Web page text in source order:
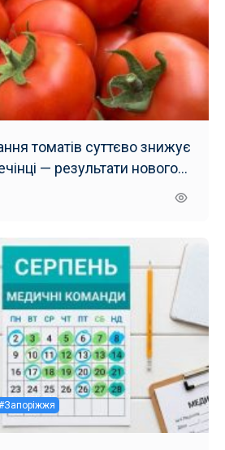
томатів суттєво знижує
— результати нового